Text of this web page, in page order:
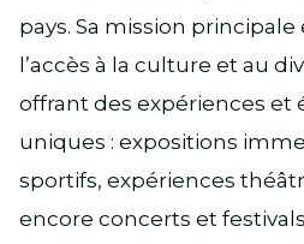
pays. Sa mission
l’accès à la culture et au
offrant des expériences et
uniques : expositions
sportifs, expériences
encore concerts et